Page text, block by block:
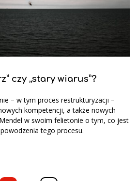
czy „stary wiarus”?
– w tym proces restrukturyzacji –
kompetencji, a także nowych
w swoim felietonie o tym, co jest
tego procesu.